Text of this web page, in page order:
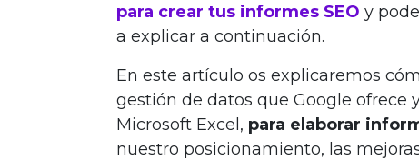
para crear tus informes SEO y
a explicar a continuación.
En este artículo os explicaremos
gestión de datos que Google
Microsoft Excel, para elaborar
nuestro posicionamiento, las